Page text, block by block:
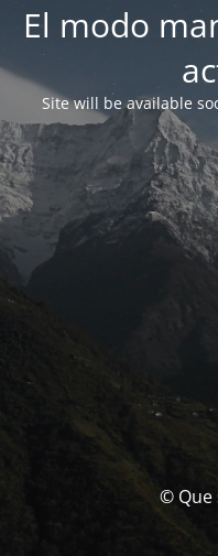
El modo
Site will be available
© Que